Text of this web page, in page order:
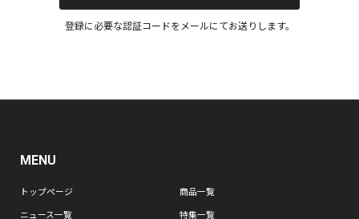
登録に必要な認証コードをメールにてお送りします。
MENU
トップページ
商品一覧
ニュース一覧
特集一覧